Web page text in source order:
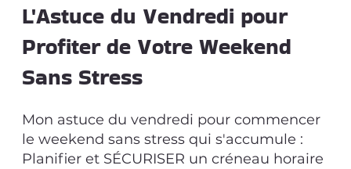
L'Astuce du Vendredi pour
Profiter de Votre Weekend
Sans Stress
Mon astuce du vendredi pour commencer
le weekend sans stress qui s'accumule :
Planifier et SÉCURISER un créneau horaire